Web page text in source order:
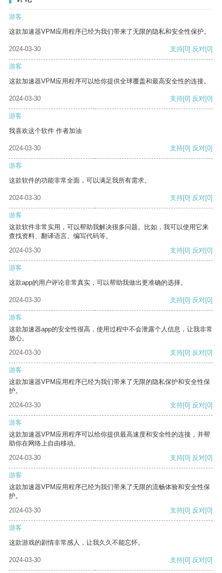
游客
这款加速器VPM应用程序已经为我们带来了无限的隐私和安全性保护。
2024-03-30 支持[0] 反对[0]
游客
这款加速器VPM应用程序可以给你提供全球覆盖和最高安全性的连接。
2024-03-30 支持[0] 反对[0]
游客
我喜欢这个软件 作者加油
2024-03-30 支持[0] 反对[0]
游客
这款软件的功能非常全面，可以满足我所有需求。
2024-03-30 支持[0] 反对[0]
游客
这款软件非常实用，可以帮助我解决很多问题。比如，我可以使用它来
查找资料、翻译语言、编写代码等。
2024-03-30
支持[0] 反对[0]
游客
这款app的用户评论非常真实，可以帮助我做出更准确的选择。
2024-03-30 支持[0] 反对[0]
游客
这款加速器app的安全性很高，使用过程中不会泄露个人信息，让我非常
放心。
2024-03-30
支持[0] 反对[0]
游客
这款加速器VPM应用程序已经为我们带来了无限的隐私保护和安全性保
护。
2024-03-30
支持[0] 反对[0]
游客
这款加速器VPM应用程序可以给你提供最高速度和安全性的连接，并帮
助你在网络上自由移动。
2024-03-30
支持[0] 反对[0]
游客
这款加速器VPM应用程序已经为我们带来了无限的流畅体验和安全性保
护。
2024-03-30
支持[0] 反对[0]
游客
这款游戏的剧情非常感人，让我久久不能忘怀。
2024-03-30 支持[0] 反对[0]